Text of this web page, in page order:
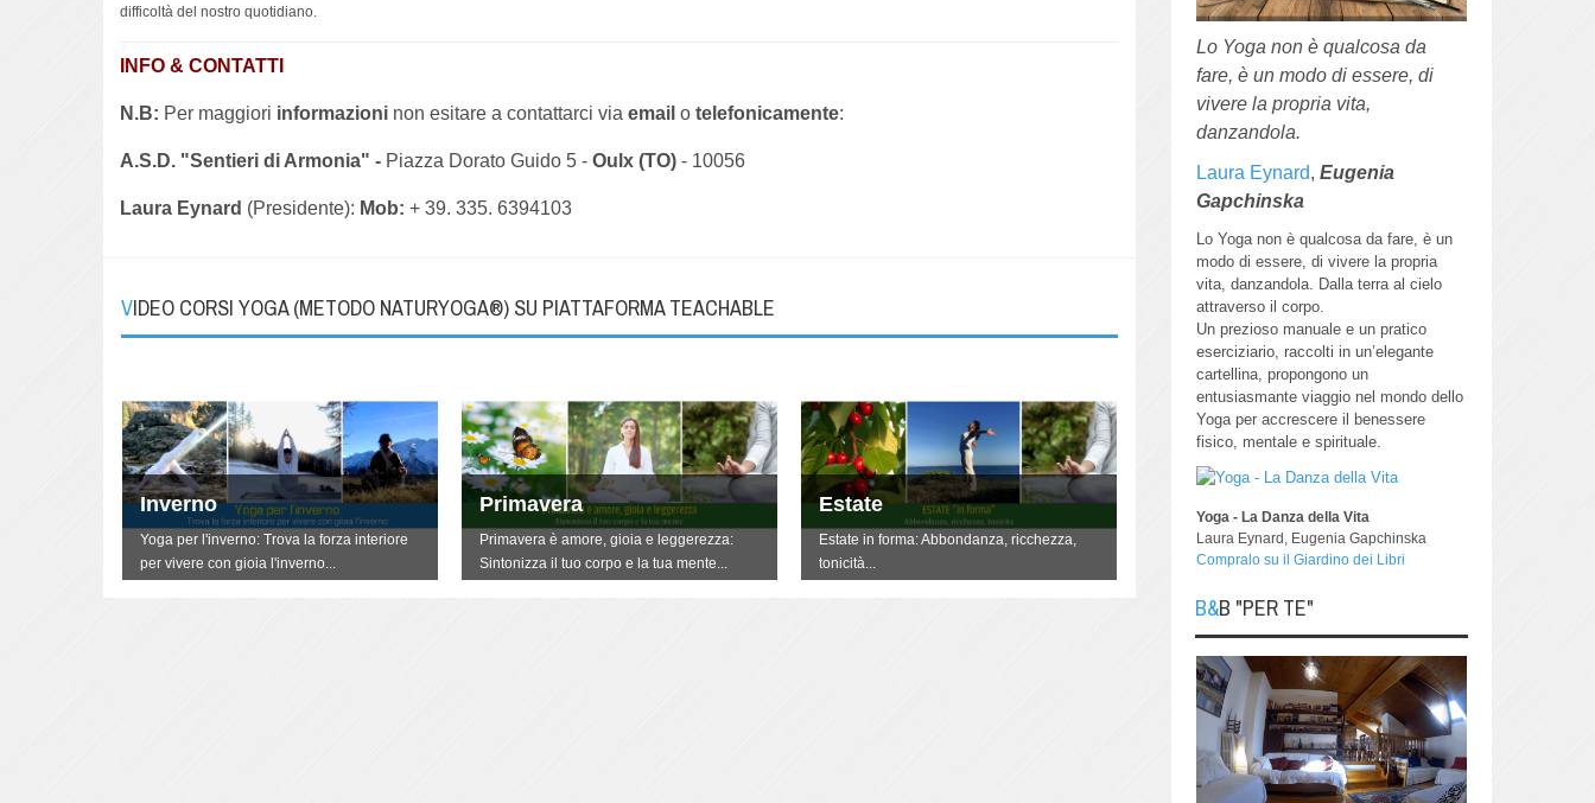
difficoltà del nostro quotidiano.
INFO & CONTATTI
N.B: Per maggiori informazioni non esitare a contattarci viaemail otelefonicamente:
A.S.D. "Sentieri di Armonia" - Piazza Dorato Guido 5 -Oulx (TO) - 10056
Laura Eynard (Presidente): Mob: + 39. 335. 6394103
VIDEO CORSI YOGA (METODO NATURYOGA®) SU PIATTAFORMA TEACHABLE
Inverno
Yoga per l'inverno: Trova la forza interiore
per vivere con gioia l'inverno...
Primavera
Primavera è amore, gioia e leggerezza:
Sintonizza il tuo corpo e la tua mente...
Estate
Estate in forma: Abbondanza, ricchezza,
tonicità...
YOGA "La danza della Vita"
Lo Yoga non è qualcosa da fare, è un
modo di essere, di vivere la propria vita,
danzandola.
Lo Yoga non è qualcosa da
fare, è un modo di essere, di
vivere la propria vita,
danzandola.
Laura Eynard, Eugenia
Gapchinska
Lo Yoga non è qualcosa da fare, è un
modo di essere, di vivere la propria
vita, danzandola. Dalla terra al cielo
attraverso il corpo.
Un prezioso manuale e un pratico
eserciziario, raccolti in un’elegante
cartellina, propongono un
entusiasmante viaggio nel mondo dello
Yoga per accrescere il benessere
fisico, mentale e spirituale.
Yoga - La Danza della Vita
Laura Eynard, Eugenia Gapchinska
Compralo su il Giardino dei Libri
B&B "PER TE"